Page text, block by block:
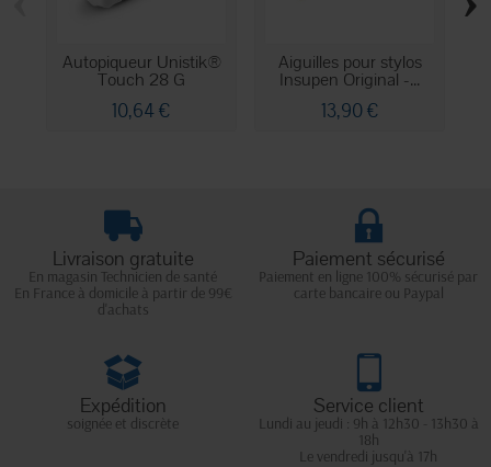
Autopiqueur Unistik®
Touch 28 G
10,64 €
Aiguilles pour stylos
Insupen Original -...
13,90 €
Livraison gratuite
En magasin Technicien de santé
En France à domicile à partir de 99€
d'achats
Paiement sécurisé
Paiement en ligne 100% sécurisé par
carte bancaire ou Paypal
Expédition
soignée et discrète
Service client
Lundi au jeudi : 9h à 12h30 - 13h30 à
18h
Le vendredi jusqu'à 17h